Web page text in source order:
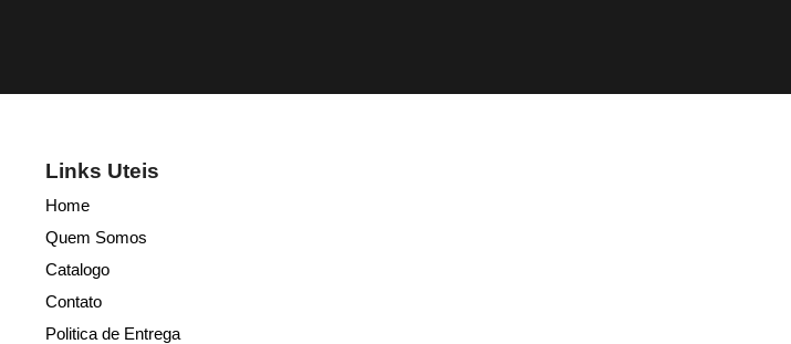
Links Uteis
Home
Quem Somos
Catalogo
Contato
Politica de Entrega